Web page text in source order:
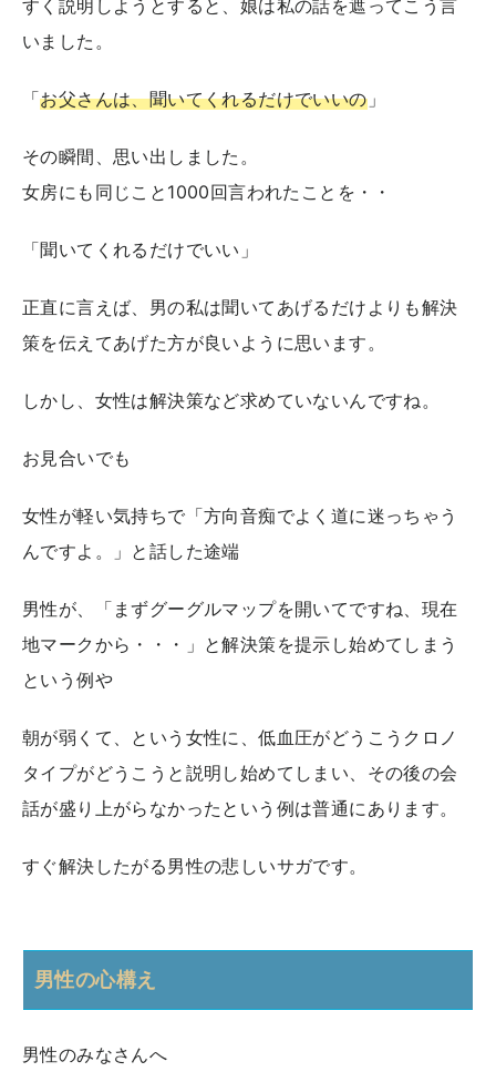
すく説明しようとすると、娘は私の話を遮ってこう言
いました。
「お父さんは、聞いてくれるだけでいいの」
その瞬間、思い出しました。
女房にも同じこと1000回言われたことを・・
「聞いてくれるだけでいい」
正直に言えば、男の私は聞いてあげるだけよりも解決
策を伝えてあげた方が良いように思います。
しかし、女性は解決策など求めていないんですね。
お見合いでも
女性が軽い気持ちで「方向音痴でよく道に迷っちゃう
んですよ。」と話した途端
男性が、「まずグーグルマップを開いてですね、現在
地マークから・・・」と解決策を提示し始めてしまう
という例や
朝が弱くて、という女性に、低血圧がどうこうクロノ
タイプがどうこうと説明し始めてしまい、その後の会
話が盛り上がらなかったという例は普通にあります。
すぐ解決したがる男性の悲しいサガです。
男性の心構え
男性のみなさんへ